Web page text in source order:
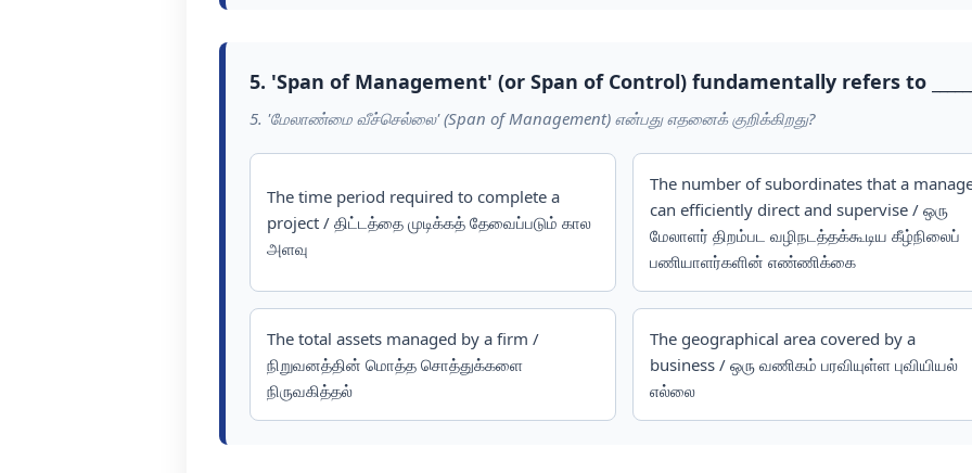
5. 'Span of Management' (or Span of Control) fundamentally refers to
5. 'மேலாண்மை வீச்செல்லை' (Span of Management) என்பது எதனைக் குறிக்கிறது?
The time period required to complete a
project / திட்டத்தை முடிக்கத் தேவைப்படும் கால
அளவு
The number of subordinates that a
can efficiently direct and supervise / ஒரு
மேலாளர் திறம்பட வழிநடத்தக்கூடிய கீழ்நிலைப்
பணியாளர்களின் எண்ணிக்கை
The total assets managed by a firm /
நிறுவனத்தின் மொத்த சொத்துக்களை
நிருவகித்தல்
The geographical area covered by a
business / ஒரு வணிகம் பரவியுள்ள புவியியல்
எல்லை